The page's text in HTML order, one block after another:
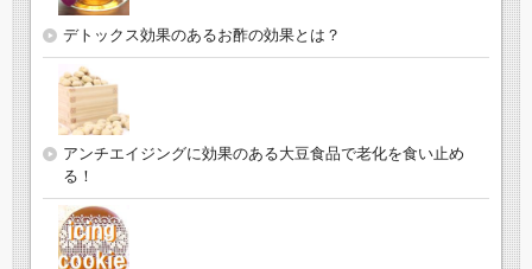
デトックス効果のあるお酢の効果とは？
アンチエイジングに効果のある大豆食品で老化を食い止め
る！